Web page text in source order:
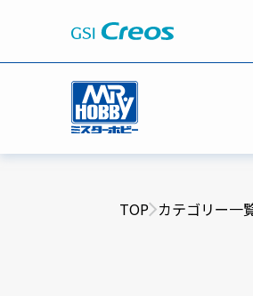
TOP カテゴリー一